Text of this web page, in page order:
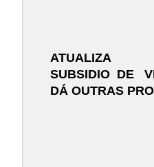
ATUALIZA
SUBSIDIO DE
DÁ OUTRAS